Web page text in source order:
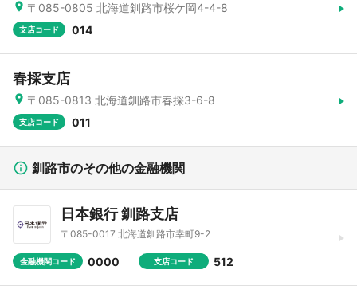
〒085-0805 北海道釧路市桜ケ岡4-4-8
支店コード 014
春採支店
〒085-0813 北海道釧路市春採3-6-8
支店コード 011
釧路市のその他の金融機関
日本銀行 釧路支店
〒085-0017 北海道釧路市幸町9-2
金融機関コード 0000 支店コード 512